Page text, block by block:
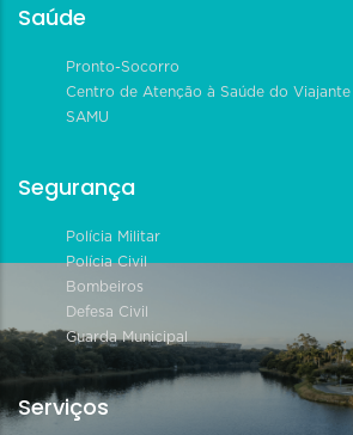
Saúde
Pronto-Socorro
Centro de Atenção à Saúde do Viajante
SAMU
Segurança
Polícia Militar
Polícia Civil
Bombeiros
Defesa Civil
Guarda Municipal
Serviços